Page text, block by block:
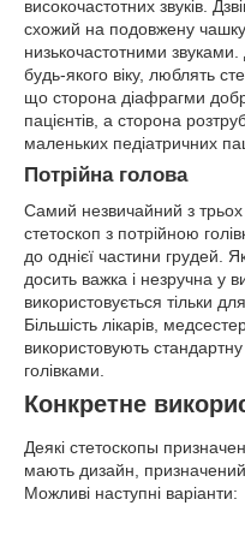
високочастотних звуків.
схожий на подовжену
низькочастотними звуками.
будь-якого віку, люблять
що сторона діафрагми
пацієнтів, а сторона
маленьких педіатричних
Потрійна голова
Самий незвичайний з трьох
стетоскоп з потрійною
до однієї частини грудей.
досить важка і незручна у
використовується тільки
Більшість лікарів,
використовують
голівками.
Конкретне
Деякі стетоскопы
мають дизайн,
Можливі наступні варіанти: